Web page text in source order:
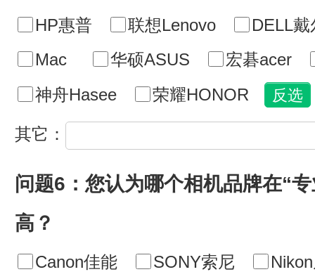
HP惠普 联想Lenovo
DELL戴
Mac
华硕ASUS
宏碁acer
神舟Hasee
荣耀HONOR
其它：
问题6：您认为哪个相机品牌在“
高？
Canon佳能 SONY索尼